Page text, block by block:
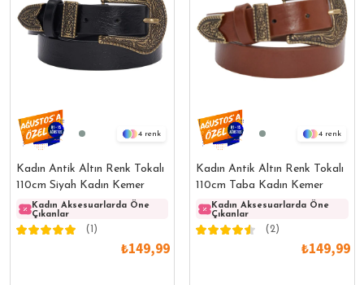
4
Kadın Antik Altın Renk Tokalı
110cm Siyah Kadın Kemer
Kadın Aksesuarlarda Öne
Çıkanlar
Kadın Aksesuarlarda Öne
Çıkanlar
(1)
₺149,99
4
Kadın Antik Altın Renk Tokalı
110cm Taba Kadın Kemer
Kadın Aksesuarlarda Öne
Çıkanlar
(2)
₺149,99